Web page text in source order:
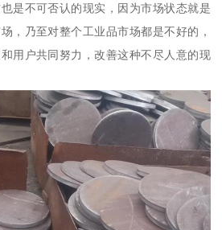
是不可否认的现实，因为市场状态就是
，乃至对整个工业品市场都是不好的，
用户共同努力，改善这种不尽人意的现